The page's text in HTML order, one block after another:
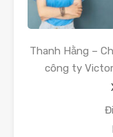
Thanh Hằng –
công ty